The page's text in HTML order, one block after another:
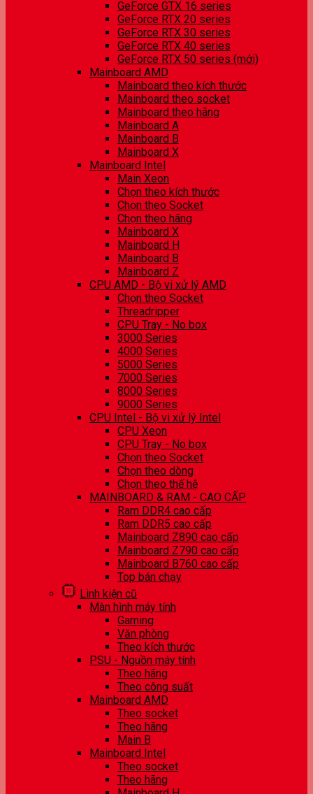
GeForce GTX 16 series
GeForce RTX 20 series
GeForce RTX 30 series
GeForce RTX 40 series
GeForce RTX 50 series (mới)
Mainboard AMD
Mainboard theo kích thước
Mainboard theo socket
Mainboard theo hãng
Mainboard A
Mainboard B
Mainboard X
Mainboard Intel
Main Xeon
Chọn theo kích thước
Chọn theo Socket
Chọn theo hãng
Mainboard X
Mainboard H
Mainboard B
Mainboard Z
CPU AMD - Bộ vi xử lý AMD
Chọn theo Socket
Threadripper
CPU Tray - No box
3000 Series
4000 Series
5000 Series
7000 Series
8000 Series
9000 Series
CPU Intel - Bộ vi xử lý Intel
CPU Xeon
CPU Tray - No box
Chọn theo Socket
Chọn theo dòng
Chọn theo thế hệ
MAINBOARD & RAM - CAO CẤP
Ram DDR4 cao cấp
Ram DDR5 cao cấp
Mainboard Z890 cao cấp
Mainboard Z790 cao cấp
Mainboard B760 cao cấp
Top bán chạy
Linh kiện cũ
Màn hình máy tính
Gaming
Văn phòng
Theo kích thước
PSU - Nguồn máy tính
Theo hãng
Theo công suất
Mainboard AMD
Theo socket
Theo hãng
Main B
Mainboard Intel
Theo socket
Theo hãng